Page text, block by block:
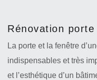
Rénovation
La porte et la fenêtre
indispensables et très
et l’esthétique d’un